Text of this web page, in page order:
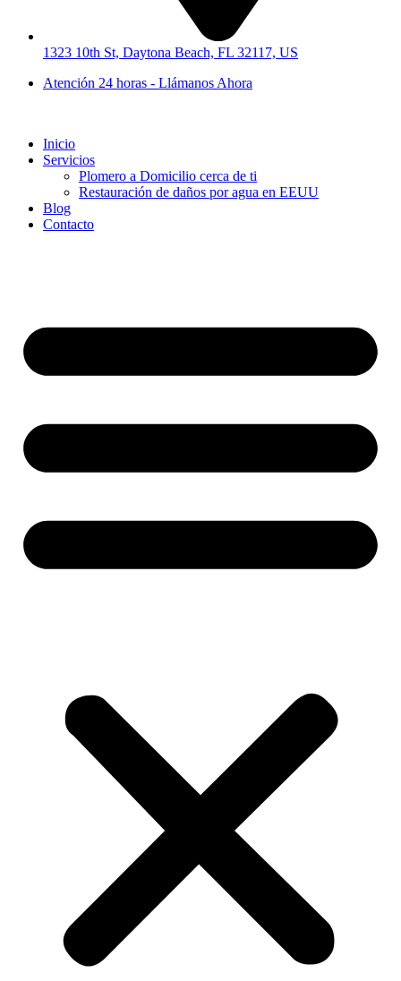
1323 10th St, Daytona Beach, FL 32117, US
Atención 24 horas - Llámanos Ahora
Inicio
Servicios
Plomero a Domicilio cerca de ti
Restauración de daños por agua en EEUU
Blog
Contacto